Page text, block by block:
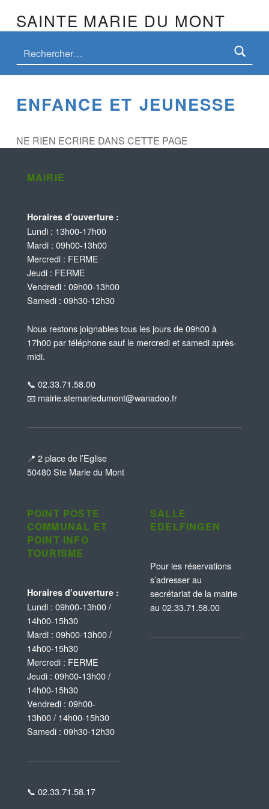
SAINTE MARIE DU MONT
ENFANCE ET JEUNESSE
NE RIEN ECRIRE DANS CETTE PAGE
MAIRIE
Horaires d’ouverture :
Lundi : 13h00-17h00
Mardi : 09h00-13h00
Mercredi : FERME
Jeudi : FERME
Vendredi : 09h00-13h00
Samedi : 09h30-12h30
Nous restons joignables tous les jours de 09h00 à
17h00 par téléphone sauf le mercredi et samedi après-
midi.
📞 02.33.71.58.00
📧 mairie.stemariedumont@wanadoo.fr
📍 2 place de l’Eglise
50480 Ste Marie du Mont
POINT POSTE
COMMUNAL ET
POINT INFO
TOURISME
Horaires d’ouverture :
Lundi : 09h00-13h00 /
14h00-15h30
Mardi : 09h00-13h00 /
14h00-15h30
Mercredi : FERME
Jeudi : 09h00-13h00 /
14h00-15h30
Vendredi : 09h00-
13h00 / 14h00-15h30
Samedi : 09h30-12h30
📞 02.33.71.58.17
SALLE
EDELFINGEN
Pour les réservations
s’adresser au
secrétariat de la mairie
au 02.33.71.58.00